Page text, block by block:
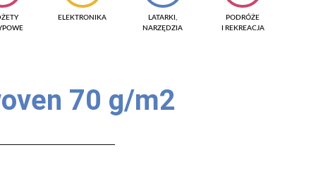
ELEKTRONIKA
LATARKI,
NARZĘDZIA
PODRÓŻE
I REKREACJA
70 g/m2